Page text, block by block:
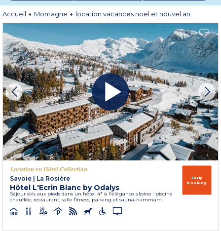
précieux.
Accueil Montagne location vacances noel et nouvel an
Location en Hôtel Collection
Savoie
La Rosière
Hôtel L'Ecrin Blanc by Odalys
Séjour skis aux pieds dans un hôtel 4* à l'élégance alpine : piscine
chauffée, restaurant, salle fitness, parking et sauna-hammam.
Early
booking